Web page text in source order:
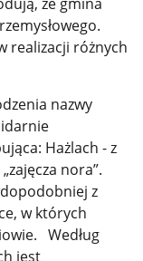
realizacji różnych
nazwy
Hażlach - z
nora”.
z
w których
Według
jest